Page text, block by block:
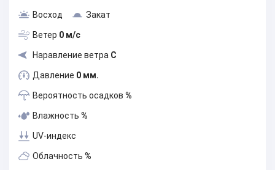
Восход Закат
Ветер 0 м/с
Наравление ветра С
Давление 0 мм.
Вероятность осадков %
Влажность %
UV-индекс
Облачность %